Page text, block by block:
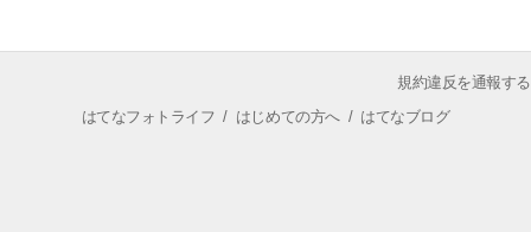
規約違反を通報する
はてなフォトライフ / はじめての方へ/ はてなブログ